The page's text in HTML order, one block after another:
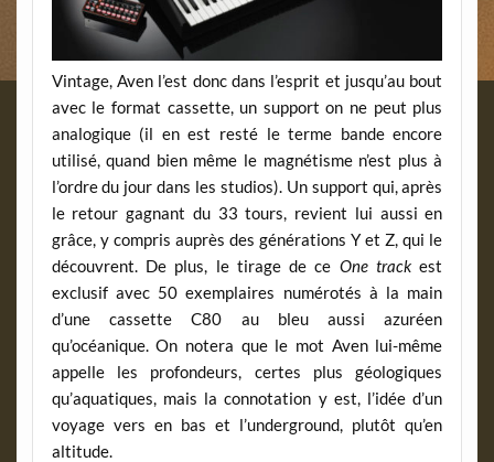
Vintage, Aven l’est donc dans l’esprit et jusqu’au bout
avec le format cassette, un support on ne peut plus
analogique (il en est resté le terme bande encore
utilisé, quand bien même le magnétisme n’est plus à
l’ordre du jour dans les studios). Un support qui, après
le retour gagnant du 33 tours, revient lui aussi en
grâce, y compris auprès des générations Y et Z, qui le
découvrent. De plus, le tirage de ce One track est
exclusif avec 50 exemplaires numérotés à la main
d’une cassette C80 au bleu aussi azuréen
qu’océanique. On notera que le mot Aven lui-même
appelle les profondeurs, certes plus géologiques
qu’aquatiques, mais la connotation y est, l’idée d’un
voyage vers en bas et l’underground, plutôt qu’en
altitude.